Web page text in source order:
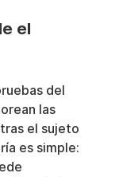
el
del
las
el sujeto
es simple: